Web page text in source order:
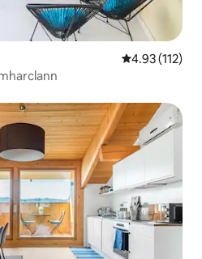
Meánrátáil
4.93 (112)